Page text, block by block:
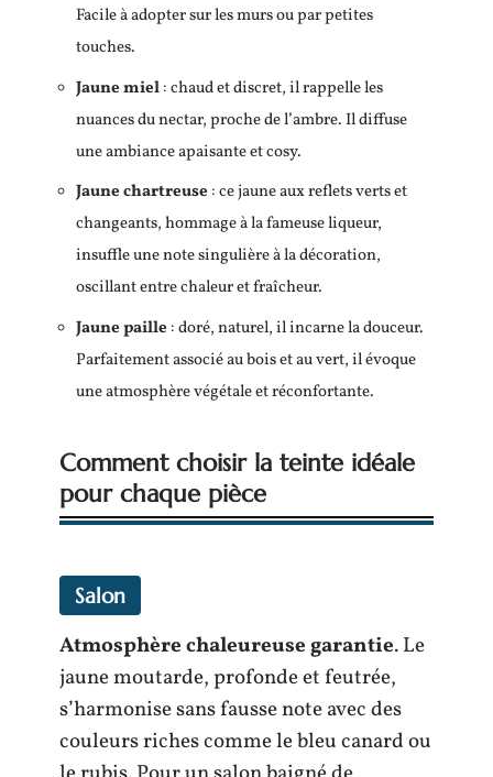
Facile à adopter sur les murs ou par petites
touches.
Jaune miel: chaud et discret, il rappelle les
nuances du nectar, proche de l’ambre. Il diffuse
une ambiance apaisante et cosy.
Jaune chartreuse : ce jaune aux reflets verts et
changeants, hommage à la fameuse liqueur,
insuffle une note singulière à la décoration,
oscillant entre chaleur et fraîcheur.
Jaune paille : doré, naturel, il incarne la douceur.
Parfaitement associé au bois et au vert, il évoque
une atmosphère végétale et réconfortante.
Comment choisir la teinte idéale
pour chaque pièce
Salon
Atmosphère chaleureuse garantie. Le
jaune moutarde, profonde et feutrée,
s’harmonise sans fausse note avec des
couleurs riches comme le bleu canard ou